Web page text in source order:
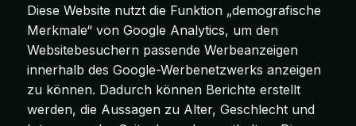
Diese Website nutzt die Funktion „demografische
Merkmale“ von Google Analytics, um den
Websitebesuchern passende Werbeanzeigen
innerhalb des Google-Werbenetzwerks anzeigen
zu können. Dadurch können Berichte erstellt
werden, die Aussagen zu Alter, Geschlecht und